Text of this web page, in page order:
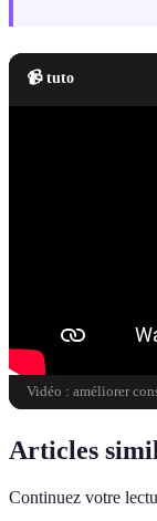
📹 tuto
Vidéo : améliorer
Articles
Continuez votre